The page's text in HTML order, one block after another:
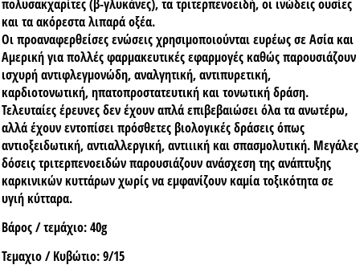
πολυσακχαρίτες (β-γλυκάνες), τα τριτερπενοειδή, οι ινώδεις ουσίες
και τα ακόρεστα λιπαρά οξέα.
Οι προαναφερθείσες ενώσεις χρησιμοποιούνται ευρέως σε Ασία και
Αμερική για πολλές φαρμακευτικές εφαρμογές καθώς παρουσιάζουν
ισχυρή αντιφλεγμονώδη, αναλγητική, αντιπυρετική,
καρδιοτονωτική, ηπατοπροστατευτική και τονωτική δράση.
Τελευταίες έρευνες δεν έχουν απλά επιβεβαιώσει όλα τα ανωτέρω,
αλλά έχουν εντοπίσει πρόσθετες βιολογικές δράσεις όπως
αντιοξειδωτική, αντιαλλεργική, αντιιική και σπασμολυτική. Μεγάλες
δόσεις τριτερπενοειδών παρουσιάζουν ανάσχεση της ανάπτυξης
καρκινικών κυττάρων χωρίς να εμφανίζουν καμία τοξικότητα σε
υγιή κύτταρα.
Βάρος / τεμάχιο:40g
Τεμαχιο / Κυβώτιο:9/15